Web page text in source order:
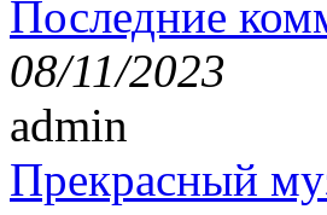
Последние
08/11/2023
admin
Прекрасный